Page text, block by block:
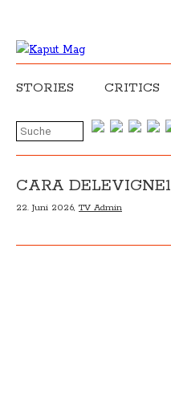
STORIES CRITICS
CARA DELEVIGNE1
22. Juni 2026, TV Admin